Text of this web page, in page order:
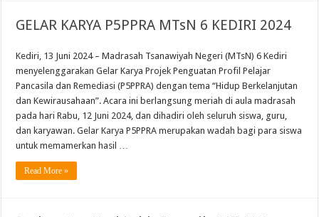
GELAR KARYA P5PPRA MTsN 6 KEDIRI 2024
Kediri, 13 Juni 2024 – Madrasah Tsanawiyah Negeri (MTsN) 6 Kediri
menyelenggarakan Gelar Karya Projek Penguatan Profil Pelajar
Pancasila dan Remediasi (P5PPRA) dengan tema “Hidup Berkelanjutan
dan Kewirausahaan”. Acara ini berlangsung meriah di aula madrasah
pada hari Rabu, 12 Juni 2024, dan dihadiri oleh seluruh siswa, guru,
dan karyawan. Gelar Karya P5PPRA merupakan wadah bagi para siswa
untuk memamerkan hasil …
Read More »